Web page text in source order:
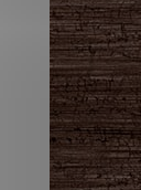
Crackzel